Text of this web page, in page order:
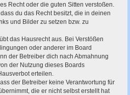
Recht oder die guten Sitten verstoßen.
du das Recht besitzt, die in deinen
und Bilder zu setzen bzw. zu
das Hausrecht aus. Bei Verstößen
oder anderer im Board
der Betreiber dich nach Abmahnung
der Nutzung dieses Boards
erteilen.
der Betreiber keine Verantwortung für
die er nicht selbst erstellt hat